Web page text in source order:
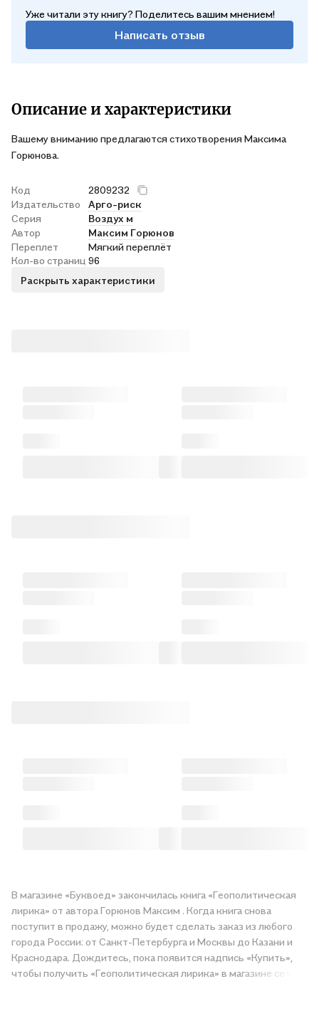
Уже читали эту книгу? Поделитесь вашим мнением!
Написать отзыв
Описание и характеристики
Вашему вниманию предлагаются стихотворения Максима
Горюнова.
Код
2809232
Издательство
Арго-риск
Серия
Воздух м
Автор
Максим Горюнов
Переплет
Мягкий переплёт
Кол-во страниц 96
Раскрыть характеристики
В магазине «Буквоед» закончилась книга «Геополитическая
лирика» от автора Горюнов Максим . Когда книга снова
поступит в продажу, можно будет сделать заказ из любого
города России: от Санкт-Петербурга и Москвы до Казани и
Краснодара. Дождитесь, пока появится надпись «Купить»,
чтобы получить «Геополитическая лирика» в магазине сети